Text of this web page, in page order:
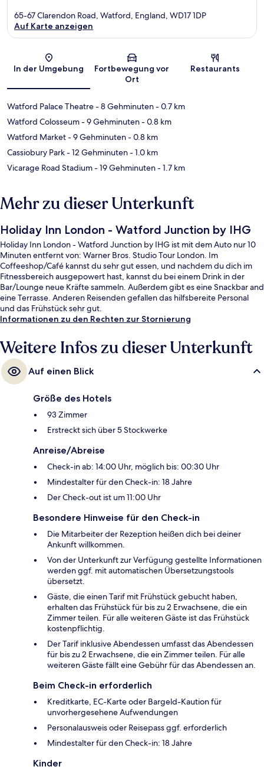
Karte
65-67 Clarendon Road, Watford, England, WD17 1DP
Auf Karte anzeigen
In der Umgebung
Fortbewegung vor
Ort
Restaurants
Watford Palace Theatre- 8 Gehminuten- 0.7 km
Watford Colosseum- 9 Gehminuten- 0.8 km
Watford Market- 9 Gehminuten- 0.8 km
Cassiobury Park- 12 Gehminuten- 1.0 km
Vicarage Road Stadium- 19 Gehminuten- 1.7 km
Mehr zu dieser Unterkunft
Holiday Inn London - Watford Junction by IHG
Holiday Inn London - Watford Junction by IHG ist mit dem Auto nur 10
Minuten entfernt von: Warner Bros. Studio Tour London. Im
Coffeeshop/Café kannst du sehr gut essen, und nachdem du dich im
Fitnessbereich ausgepowert hast, kannst du bei einem Drink in der
Bar/Lounge neue Kräfte sammeln. Außerdem gibt es eine Snackbar and
eine Terrasse. Anderen Reisenden gefallen das hilfsbereite Personal
und das Frühstück sehr gut.
Informationen zu den Rechten zur Stornierung
Weitere Infos zu dieser Unterkunft
Auf einen Blick
Größe des Hotels
93 Zimmer
Erstreckt sich über 5 Stockwerke
Anreise/Abreise
Check-in ab: 14:00 Uhr, möglich bis: 00:30 Uhr
Mindestalter für den Check-in: 18 Jahre
Der Check-out ist um 11:00 Uhr
Besondere Hinweise für den Check-in
Die Mitarbeiter der Rezeption heißen dich bei deiner
Ankunft willkommen.
Von der Unterkunft zur Verfügung gestellte Informationen
werden ggf. mit automatischen Übersetzungstools
übersetzt.
Gäste, die einen Tarif mit Frühstück gebucht haben,
erhalten das Frühstück für bis zu 2 Erwachsene, die ein
Zimmer teilen. Für alle weiteren Gäste ist das Frühstück
kostenpflichtig.
Der Tarif inklusive Abendessen umfasst das Abendessen
für bis zu 2 Erwachsene, die ein Zimmer teilen. Für alle
weiteren Gäste fällt eine Gebühr für das Abendessen an.
Beim Check-in erforderlich
Kreditkarte, EC-Karte oder Bargeld-Kaution für
unvorhergesehene Aufwendungen
Personalausweis oder Reisepass ggf. erforderlich
Mindestalter für den Check-in: 18 Jahre
Kinder